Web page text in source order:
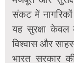
संकट में
यह सुरक्षा केवल
विश्वास और
भारत सरकार